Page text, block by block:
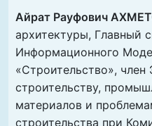
Айрат Рауфович
архитектуры, Главный
Информационного
«Строительство», член
строительству,
материалов и
строительства при